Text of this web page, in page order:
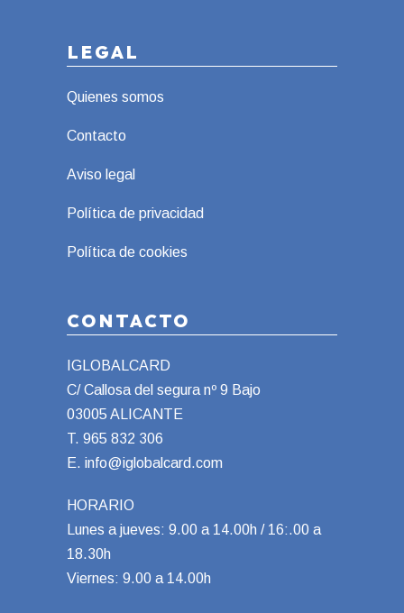
LEGAL
Quienes somos
Contacto
Aviso legal
Política de privacidad
Política de cookies
CONTACTO
IGLOBALCARD
C/ Callosa del segura nº 9 Bajo
03005 ALICANTE
T. 965 832 306
E. info@iglobalcard.com
HORARIO
Lunes a jueves: 9.00 a 14.00h / 16:.00 a
18.30h
Viernes: 9.00 a 14.00h